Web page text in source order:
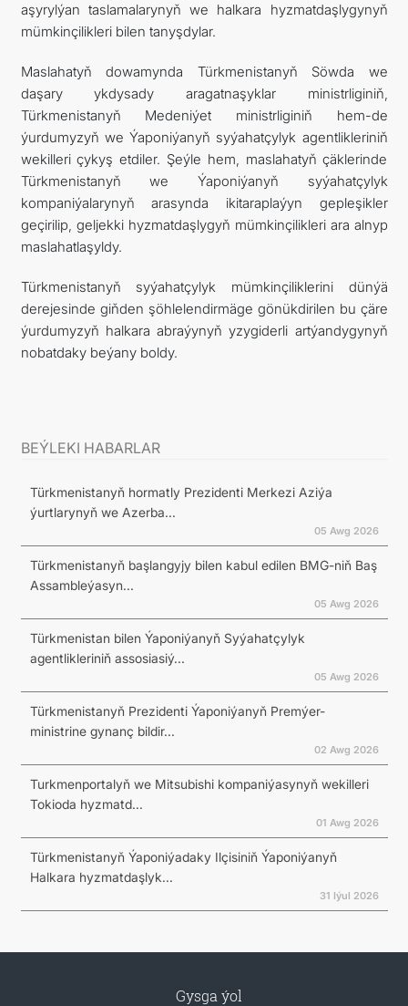
aşyrylýan taslamalarynyň we halkara hyzmatdaşlygynyň
mümkinçilikleri bilen tanyşdylar.
Maslahatyň dowamynda Türkmenistanyň Söwda we
daşary ykdysady aragatnaşyklar ministrliginiň,
Türkmenistanyň Medeniýet ministrliginiň hem-de
ýurdumyzyň we Ýaponiýanyň syýahatçylyk agentlikleriniň
wekilleri çykyş etdiler. Şeýle hem, maslahatyň çäklerinde
Türkmenistanyň we Ýaponiýanyň syýahatçylyk
kompaniýalarynyň arasynda ikitaraplaýyn gepleşikler
geçirilip, geljekki hyzmatdaşlygyň mümkinçilikleri ara alnyp
maslahatlaşyldy.
Türkmenistanyň syýahatçylyk mümkinçiliklerini dünýä
derejesinde giňden şöhlelendirmäge gönükdirilen bu çäre
ýurdumyzyň halkara abraýynyň yzygiderli artýandygynyň
nobatdaky beýany boldy.
BEÝLEKI HABARLAR
Türkmenistanyň hormatly Prezidenti Merkezi Aziýa
ýurtlarynyň we Azerba...
05 Awg 2026
Türkmenistanyň başlangyjy bilen kabul edilen BMG-niň Baş
Assambleýasyn...
05 Awg 2026
Türkmenistan bilen Ýaponiýanyň Syýahatçylyk
agentlikleriniň assosiasiý...
05 Awg 2026
Türkmenistanyň Prezidenti Ýaponiýanyň Premýer-
ministrine gynanç bildir...
02 Awg 2026
Turkmenportalyň we Mitsubishi kompaniýasynyň wekilleri
Tokioda hyzmatd...
01 Awg 2026
Türkmenistanyň Ýaponiýadaky Ilçisiniň Ýaponiýanyň
Halkara hyzmatdaşlyk...
31 Iýul 2026
Gysga ýol